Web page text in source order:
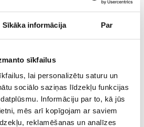
Sīkāka informācija Par
sīkfailus
lai personalizētu saturu un
sociālo saziņas līdzekļu funkcijas
Informāciju par to, kā jūs
mēs arī kopīgojam ar saviem
reklamēšanas un analīzes